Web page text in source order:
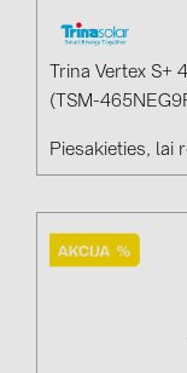
Invertori (105)
Invertoru
Enerģijas
E-Mobilitāte (19)
RAŽOTĀJI
Trina Vertex
(TSM-
Piesakieties, lai